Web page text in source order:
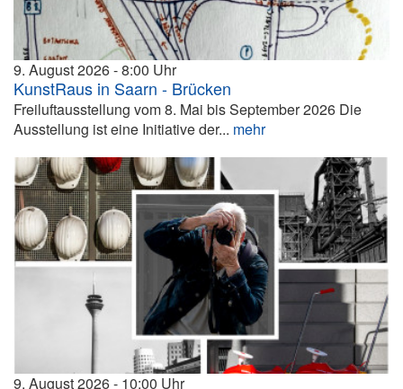
9. August 2026 8:00
KunstRaus in Saarn - Brücken
Freiluftausstellung vom 8. Mai bis September 2026 Die
Ausstellung ist eine Initiative der... mehr
9. August 2026 10:00